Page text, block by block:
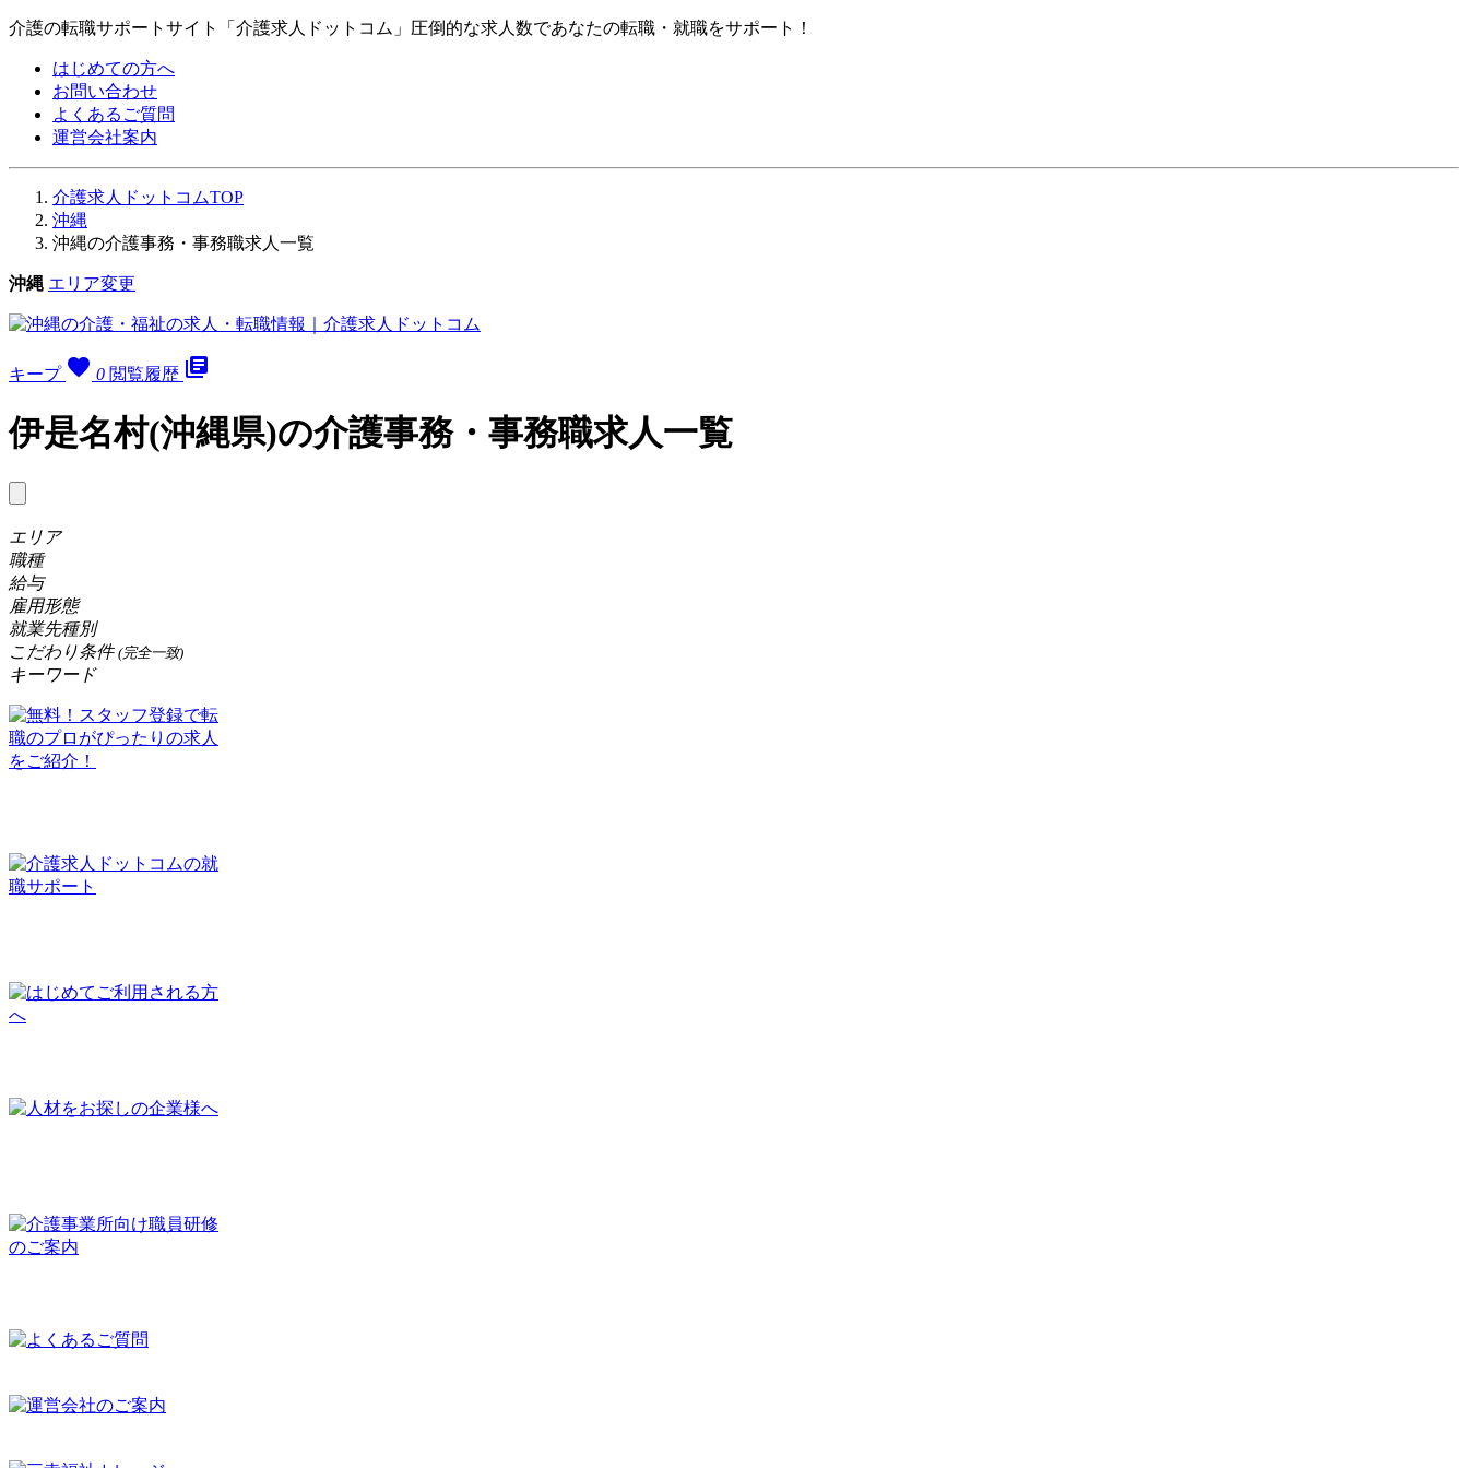
介護の転職サポートサイト「介護求人ドットコム」圧倒的な求人数であなたの転職・就職をサポート！
はじめての方へ
お問い合わせ
よくあるご質問
運営会社案内
介護求人ドットコムTOP
沖縄
沖縄の介護事務・事務職求人一覧
沖縄 エリア変更
キープ favorite 0 閲覧履歴 library_books
伊是名村(沖縄県)の介護事務・事務職求人一覧
エリア
職種
給与
雇用形態
就業先種別
こだわり条件 (完全一致)
キーワード